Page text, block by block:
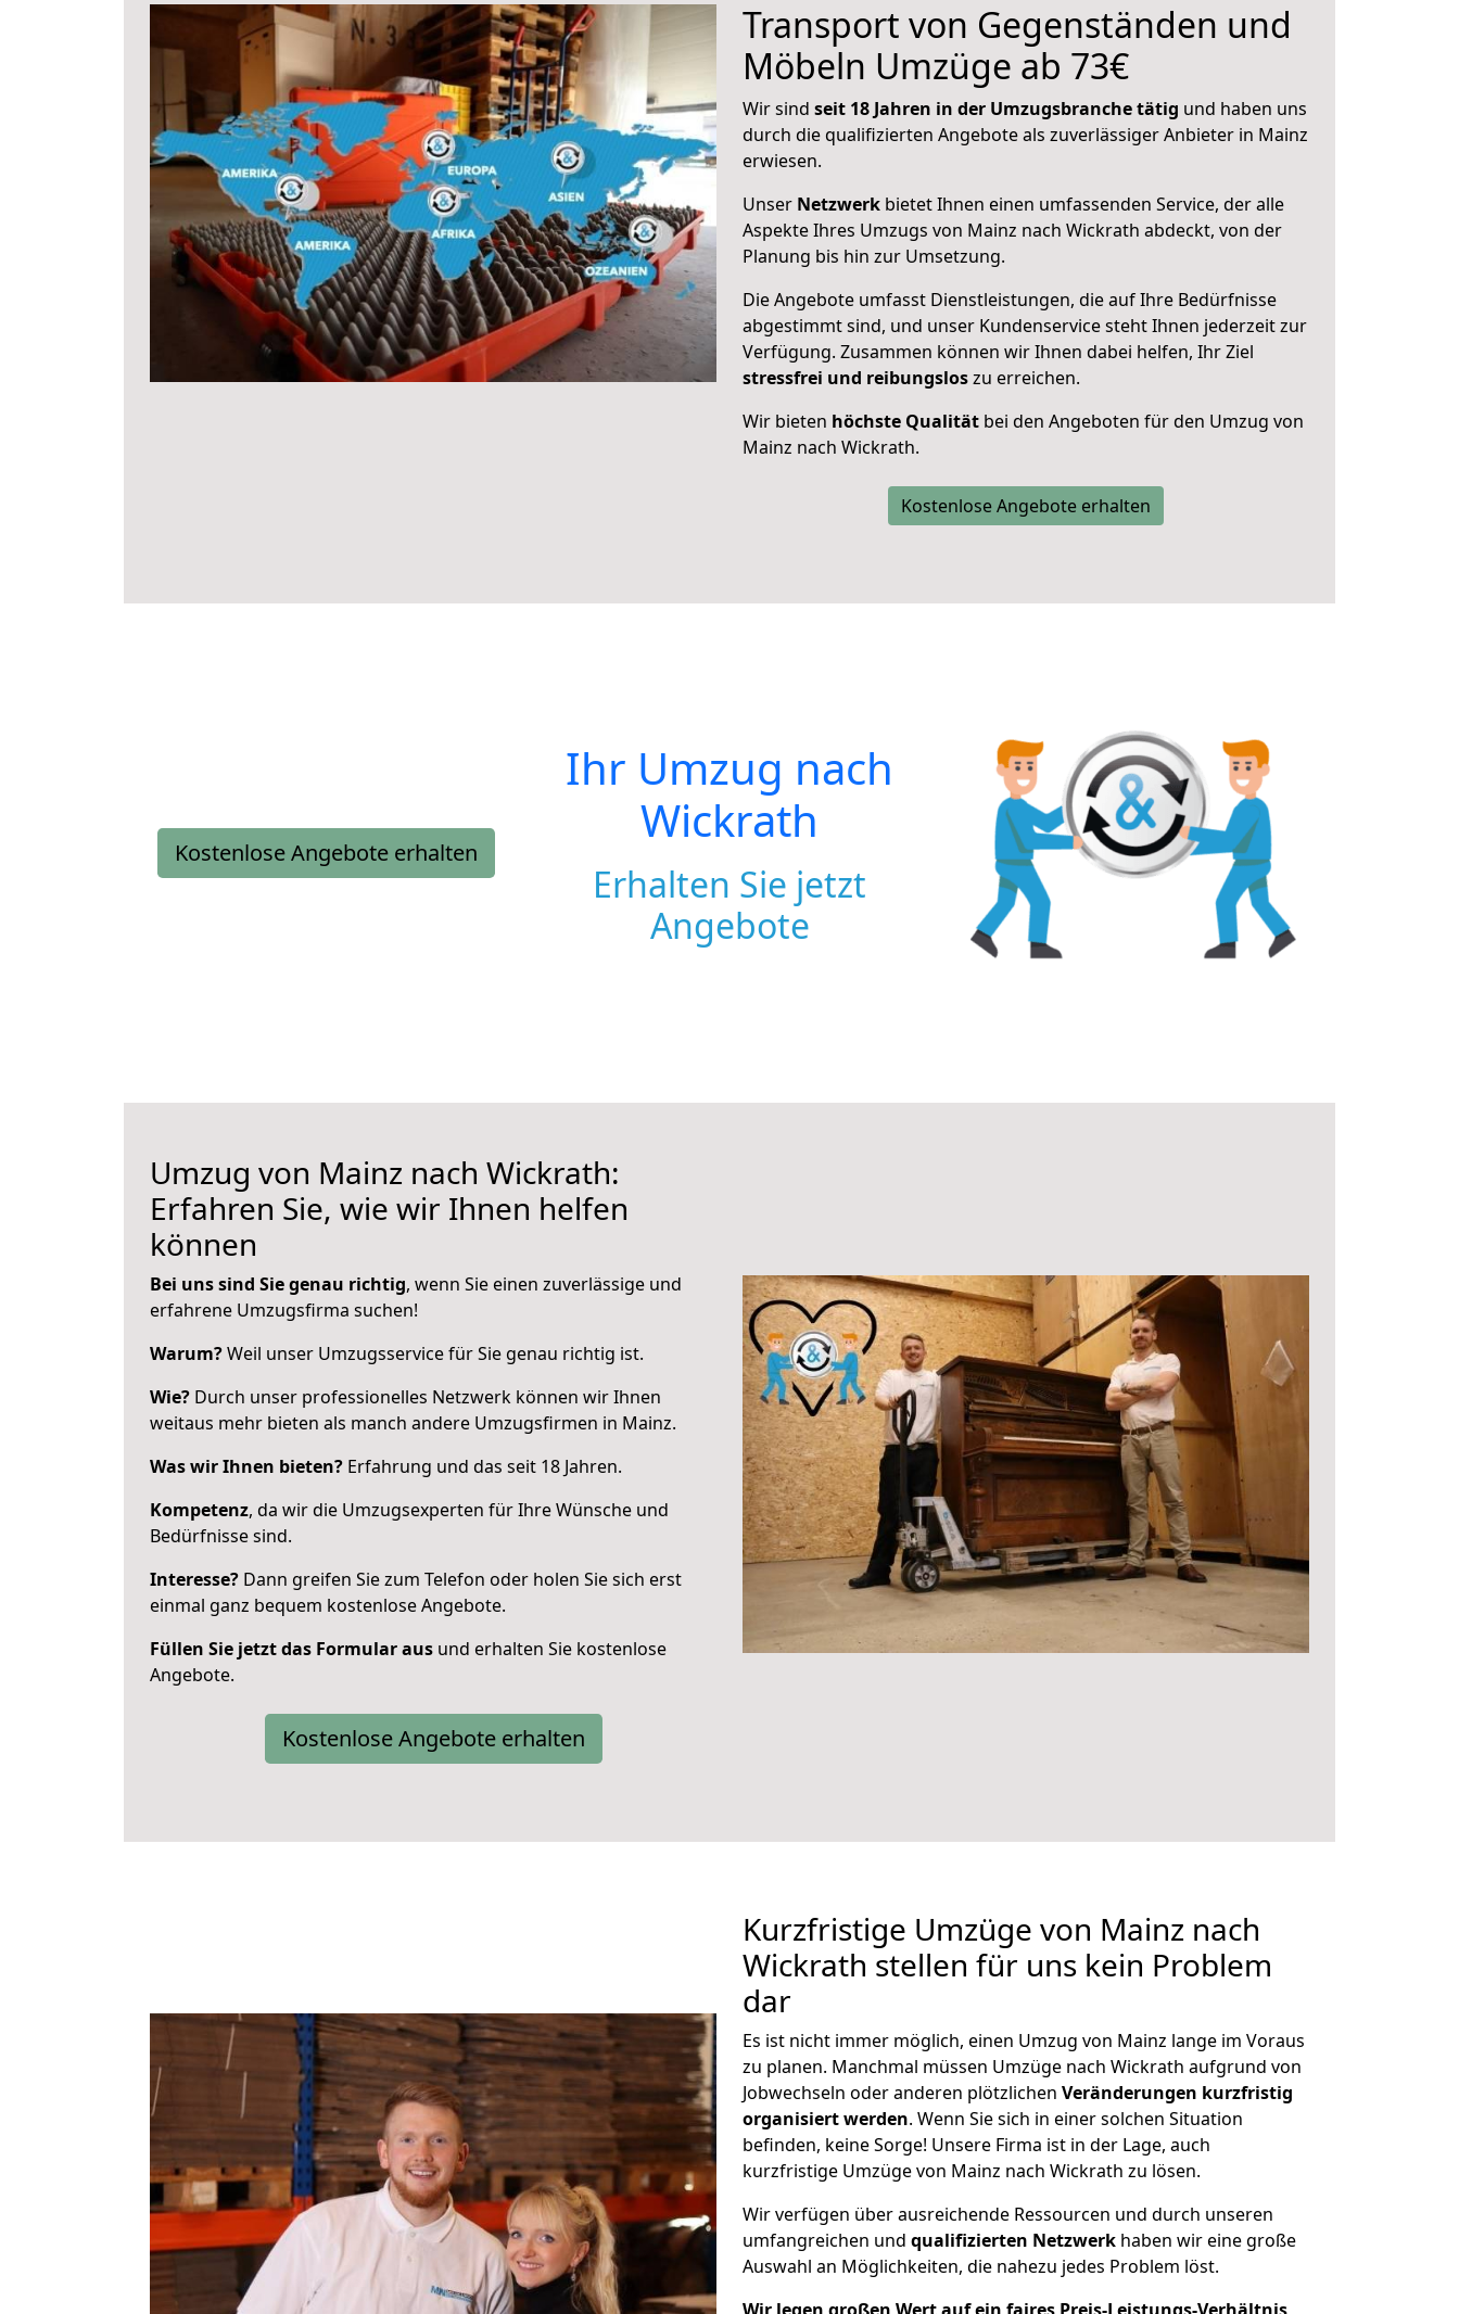
Transport von Gegenständen und
Möbeln Umzüge ab 73€
Wir sind seit 18 Jahren in der Umzugsbranche tätig und haben uns
durch die qualifizierten Angebote als zuverlässiger Anbieter in Mainz
erwiesen.
Unser Netzwerk bietet Ihnen einen umfassenden Service, der alle
Aspekte Ihres Umzugs von Mainz nach Wickrath abdeckt, von der
Planung bis hin zur Umsetzung.
Die Angebote umfasst Dienstleistungen, die auf Ihre Bedürfnisse
abgestimmt sind, und unser Kundenservice steht Ihnen jederzeit zur
Verfügung. Zusammen können wir Ihnen dabei helfen, Ihr Ziel
stressfrei und reibungsloszu erreichen.
Wir bieten höchste Qualität bei den Angeboten für den Umzug von
Mainz nach Wickrath.
Kostenlose Angebote erhalten
Kostenlose Angebote erhalten
Ihr Umzug nach
Wickrath
Erhalten Sie jetzt
Angebote
Umzug von Mainz nach Wickrath:
Erfahren Sie, wie wir Ihnen helfen
können
Bei uns sind Sie genau richtig, wenn Sie einen zuverlässige und
erfahrene Umzugsfirma suchen!
Warum?Weil unser Umzugsservice für Sie genau richtig ist.
Wie? Durch unser professionelles Netzwerk können wir Ihnen
weitaus mehr bieten als manch andere Umzugsfirmen in Mainz.
Was wir Ihnen bieten? Erfahrung und das seit 18 Jahren.
Kompetenz, da wir die Umzugsexperten für Ihre Wünsche und
Bedürfnisse sind.
Interesse? Dann greifen Sie zum Telefon oder holen Sie sich erst
einmal ganz bequem kostenlose Angebote.
Füllen Sie jetzt das Formular aus und erhalten Sie kostenlose
Angebote.
Kostenlose Angebote erhalten
Kurzfristige Umzüge von Mainz nach
Wickrath stellen für uns kein Problem
dar
Es ist nicht immer möglich, einen Umzug von Mainz lange im Voraus
zu planen. Manchmal müssen Umzüge nach Wickrath aufgrund von
Jobwechseln oder anderen plötzlichen Veränderungen kurzfristig
organisiert werden. Wenn Sie sich in einer solchen Situation
befinden, keine Sorge! Unsere Firma ist in der Lage, auch
kurzfristige Umzüge von Mainz nach Wickrath zu lösen.
Wir verfügen über ausreichende Ressourcen und durch unseren
umfangreichen und qualifizierten Netzwerk haben wir eine große
Auswahl an Möglichkeiten, die nahezu jedes Problem löst.